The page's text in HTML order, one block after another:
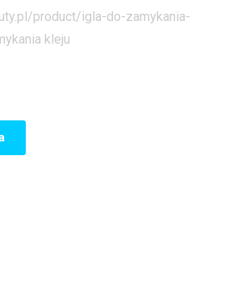
product/igla-do-zamykania-
kleju